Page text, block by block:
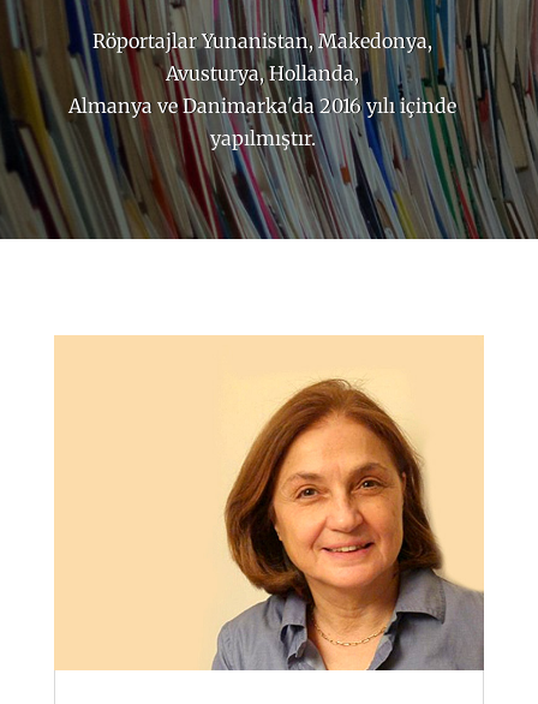
Röportajlar Yunanistan, Makedonya,
Avusturya, Hollanda,
Almanya veDanimarka'da 2016 yılı içinde
yapılmıştır.